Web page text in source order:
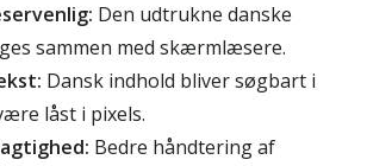
Den udtrukne danske
sammen med skærmlæsere.
Dansk indhold bliver søgbart i
låst i pixels.
Bedre håndtering af